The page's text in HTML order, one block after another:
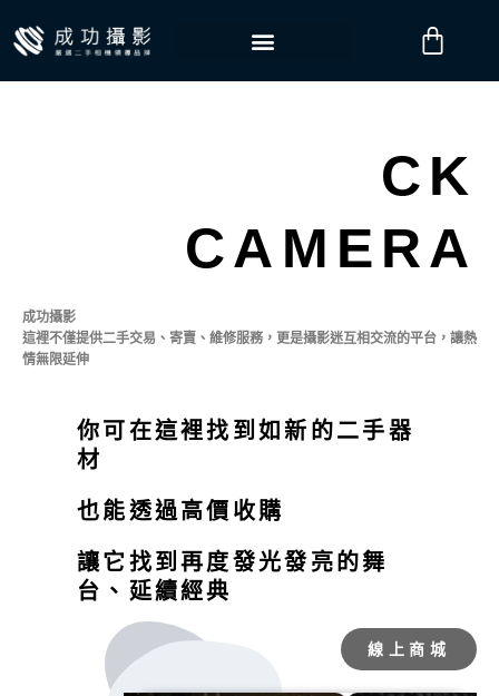
至
購
CK
CAMERA
成功攝影
這裡不僅提供二手交易、寄賣、維修服務，更是攝影迷互相交流的平台，讓熱
情無限延伸
你可在這裡找到如新的二手器
材
也能透過高價收購
讓它找到再度發光發亮的舞
台、延續經典
線上商城